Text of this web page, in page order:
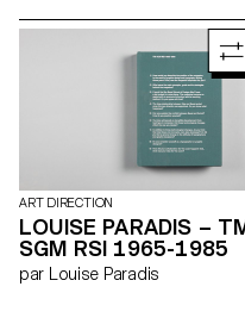
ART DIRECTION
LOUISE PARADIS –
SGM RSI 1965-1985
par Louise Paradis